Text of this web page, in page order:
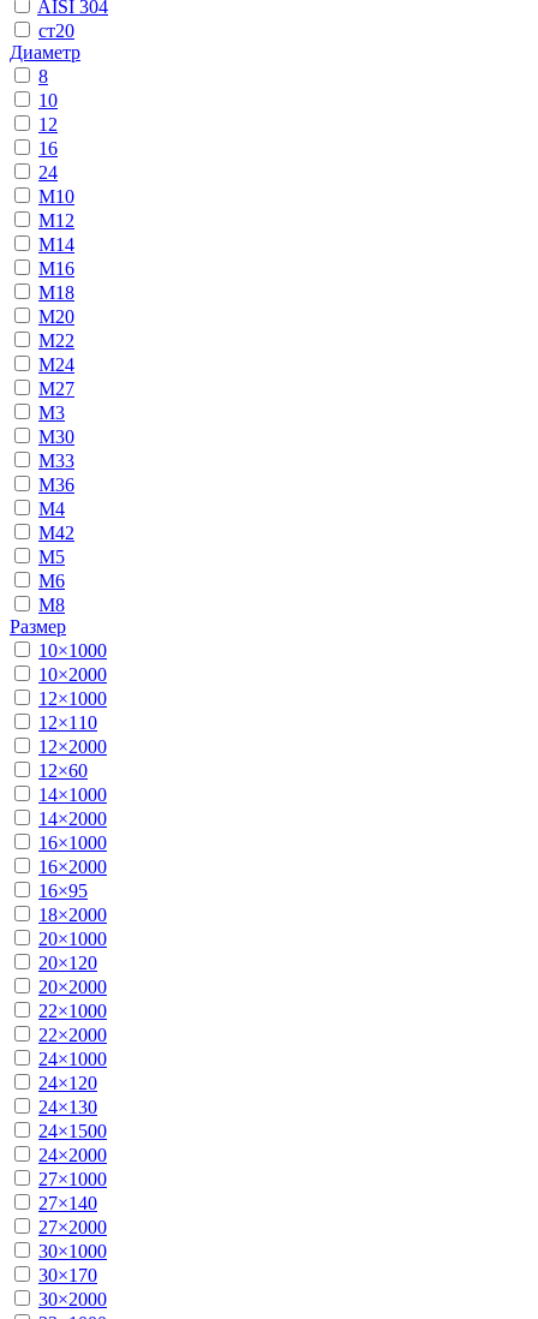
AISI 304
ст20
Диаметр
8
10
12
16
24
М10
М12
М14
М16
М18
М20
М22
М24
М27
М3
М30
М33
М36
М4
М42
М5
М6
М8
Размер
10×1000
10×2000
12×1000
12×110
12×2000
12×60
14×1000
14×2000
16×1000
16×2000
16×95
18×2000
20×1000
20×120
20×2000
22×1000
22×2000
24×1000
24×120
24×130
24×1500
24×2000
27×1000
27×140
27×2000
30×1000
30×170
30×2000